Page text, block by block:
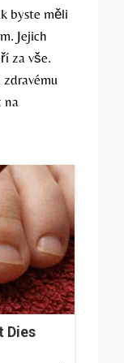
byste měli
Jejich
za vše.
zdravému
na
Dies